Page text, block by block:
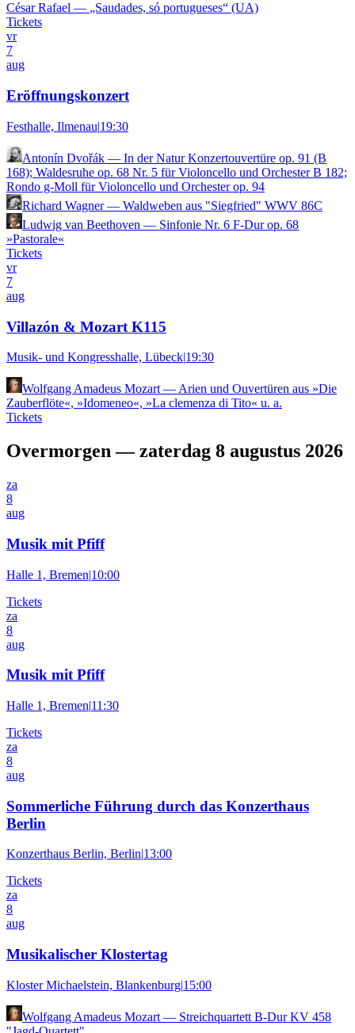
César Rafael — „Saudades, só portugueses“ (UA)
Tickets
vr
7
aug
Eröffnungskonzert
Festhalle, Ilmenau|19:30
Antonín Dvořák — In der Natur Konzertouvertüre op. 91 (B
168); Waldesruhe op. 68 Nr. 5 für Violoncello und Orchester B 182;
Rondo g-Moll für Violoncello und Orchester op. 94
Richard Wagner— Waldweben aus "Siegfried" WWV 86C
Ludwig van Beethoven — Sinfonie Nr. 6 F-Dur op. 68
»Pastorale«
Tickets
vr
7
aug
Villazón & Mozart K115
Musik- und Kongresshalle, Lübeck|19:30
Wolfgang Amadeus Mozart — Arien und Ouvertüren aus »Die
Zauberflöte«, »Idomeneo«, »La clemenza di Tito« u. a.
Tickets
Overmorgen — zaterdag 8 augustus 2026
za
8
aug
Musik mit Pfiff
Halle 1, Bremen|10:00
Tickets
za
8
aug
Musik mit Pfiff
Halle 1, Bremen|11:30
Tickets
za
8
aug
Sommerliche Führung durch das Konzerthaus
Berlin
Konzerthaus Berlin, Berlin|13:00
Tickets
za
8
aug
Musikalischer Klostertag
Kloster Michaelstein, Blankenburg|15:00
Wolfgang Amadeus Mozart — Streichquartett B-Dur KV 458